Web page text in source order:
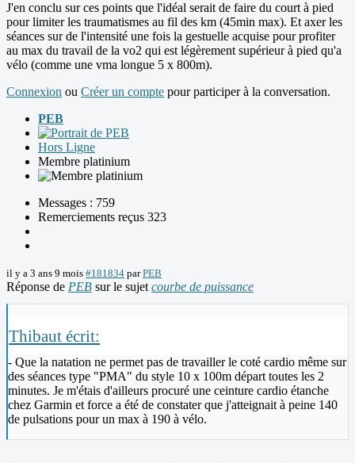
J'en conclu sur ces points que l'idéal serait de faire du court à pied
pour limiter les traumatismes au fil des km (45min max). Et axer les
séances sur de l'intensité une fois la gestuelle acquise pour profiter
au max du travail de la vo2 qui est légèrement supérieur à pied qu'a
vélo (comme une vma longue 5 x 800m).
Connexion ou Créer un compte pour participer à la conversation.
PEB
Hors Ligne
Membre platinium
Messages : 759
Remerciements reçus 323
il y a 3 ans 9 mois #181834 parPEB
Réponse de PEB sur le sujet courbe de puissance
Thibaut écrit:
- Que la natation ne permet pas de travailler le coté cardio même sur
des séances type "PMA" du style 10 x 100m départ toutes les 2
minutes. Je m'étais d'ailleurs procuré une ceinture cardio étanche
chez Garmin et force a été de constater que j'atteignait à peine 140
de pulsations pour un max à 190 à vélo.